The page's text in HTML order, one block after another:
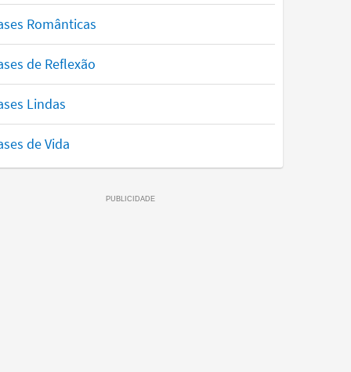
Românticas
de Reflexão
Lindas
de Vida